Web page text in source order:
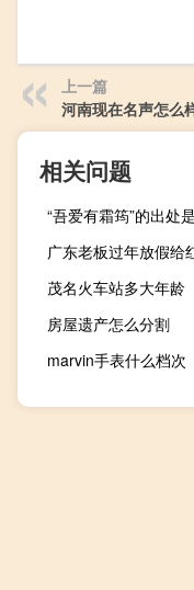
上一篇
河南现在名声怎么
相关问题
“吾爱有霜筠”的出处
广东老板过年放假给
茂名火车站多大年龄
房屋遗产怎么分割
marvin手表什么档次